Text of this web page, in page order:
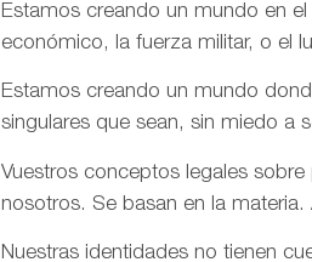
Estamos creando un mundo en
económico, la fuerza militar, o el
Estamos creando un mundo
singulares que sean, sin miedo a
Vuestros conceptos legales
nosotros. Se basan en la materia.
Nuestras identidades no tienen